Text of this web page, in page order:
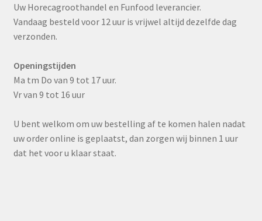
Uw Horecagroothandel en Funfood leverancier.
Vandaag besteld voor 12 uur is vrijwel altijd dezelfde dag
verzonden.
Openingstijden
Ma tm Do van 9 tot 17 uur.
Vr van 9 tot 16 uur
U bent welkom om uw bestelling af te komen halen nadat
uw order online is geplaatst, dan zorgen wij binnen 1 uur
dat het voor u klaar staat.